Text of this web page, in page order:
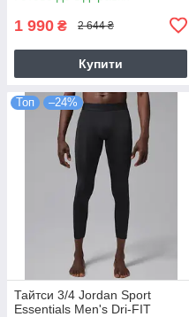
1 990 ₴ 2 644 ₴
Купити
Топ –24%
Тайтси 3/4 Jordan Sport
Essentials Men's Dri-FIT